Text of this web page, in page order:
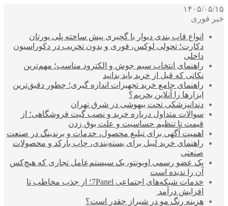
۱۴۰۵/۰۵/۱۵
خبر فوری
انواع قاب بندی دیوار با گچبری پیش ساخته پلی یورتان
دکارت؛ تحولی لوکس، فوری و بدون تخریب در دکوراسیون
داخلی
راهنمای انتخاب سیم جوش و الکترود مناسب؛ مهم‌ترین
نکاتی که قبل از خرید باید بدانید
راهنمای جامع خرید تجهیزات اندازه گیری؛ چطور دقیق‌ترین
ابزارها را آنلاین بخریم؟
دندانپزشکی تحت بیهوشی در شرق تهران
سوالات متداول درباره خرید و نصب گیت فروشگاهی؛ از
قیمت تا تنظیم حساسیت و علت بوق زدن
اهمیت آگهی برای تبلیغ محصول، خدمات و برندینگ در صنعت
راهنمای خرید لیبل برای بسته‌بندی، چاپ بارکد و محصولات
صنعتی
یک عضو رسمی اوبونتو، یک سیستم‌عامل تجاری که هیچ‌کس
آن را ندیده است
خدمات شبکه‌های اجتماعی 7Panel؛ از جذب مخاطب تا
افزایش درآمد
هزینه رنگ مو در شیراز چقدر است؟